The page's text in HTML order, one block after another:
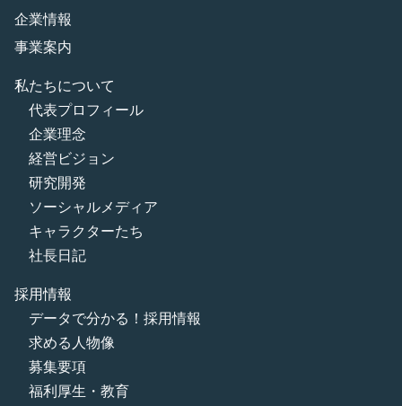
企業情報
事業案内
私たちについて
代表プロフィール
企業理念
経営ビジョン
研究開発
ソーシャルメディア
キャラクターたち
社長日記
採用情報
データで分かる！採用情報
求める人物像
募集要項
福利厚生・教育